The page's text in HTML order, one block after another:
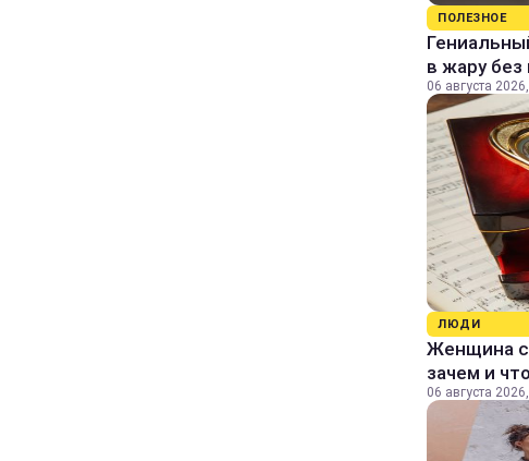
ПОЛЕЗНОЕ
в жару
06 августа
ЛЮДИ
Женщина
зачем и
06 августа